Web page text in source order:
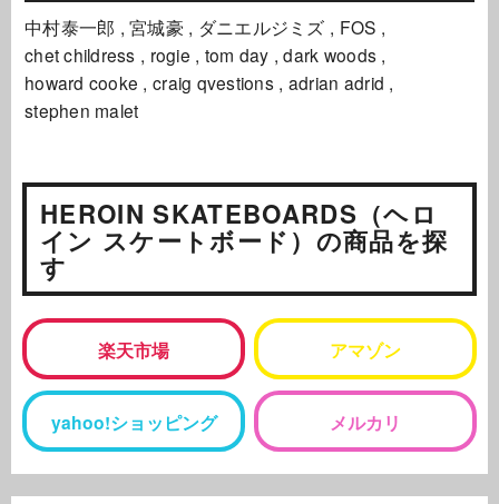
中村泰一郎 宮城豪 ダニエルジミズ
FOS
chet childress
rogie tom day
dark woods
howard cooke
craig qvestions adrian adrid
stephen malet
HEROIN SKATEBOARDS（ヘロ
イン スケートボード）の商品を探
す
楽天市場 アマゾン
yahoo!ショッピング メルカリ